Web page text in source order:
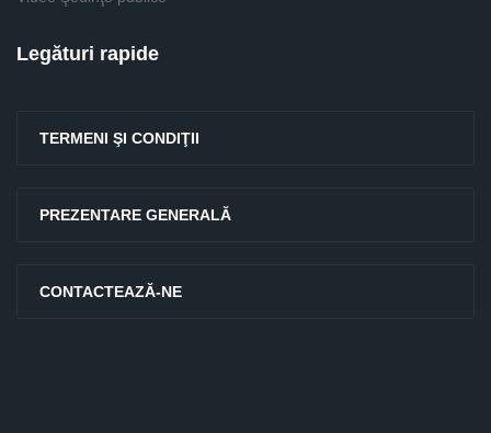
Legături rapide
TERMENI ŞI CONDIŢII
PREZENTARE GENERALĂ
CONTACTEAZĂ-NE